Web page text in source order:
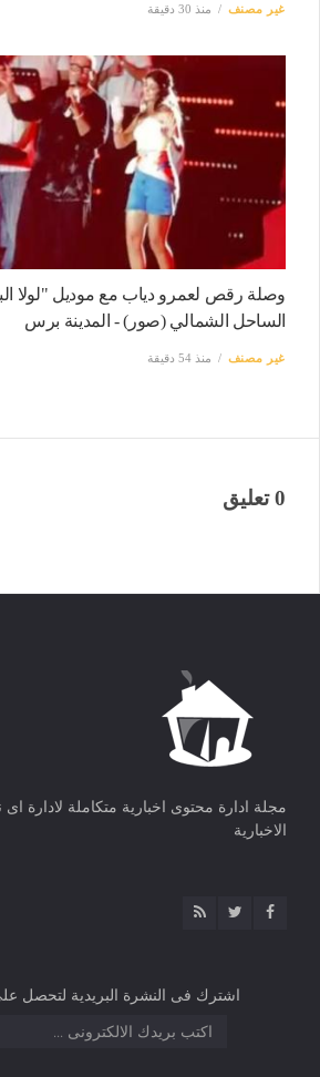
غير مصنف منذ 30 دقيقة
وصلة رقص لعمرو دياب مع موديل "لولا
الساحل الشمالي (صور) - المدينة برس
غير مصنف منذ 54 دقيقة
0 تعليق
مجلة ادارة محتوى اخبارية متكاملة لادارة
الاخبارية
اشترك فى النشرة البريدية لتحصل